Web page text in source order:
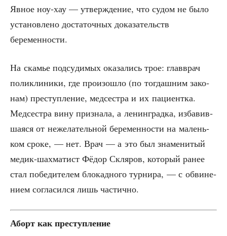
Явное ноу-хау — утвер­жде­ние, что судом не было
уста­нов­ле­но доста­точ­ных дока­за­тельств
беременности.
На ска­мье под­су­ди­мых ока­за­лись трое: глав­врач
поли­кли­ни­ки, где про­изо­шло (по тогдаш­ним зако­
нам) пре­ступ­ле­ние, мед­сест­ра и их паци­ент­ка.
Мед­сест­ра вину при­зна­ла, а ленин­град­ка, изба­вив­
ша­я­ся от неже­ла­тель­ной бере­мен­но­сти на малень­
ком сро­ке, — нет. Врач — а это был зна­ме­ни­тый
медик-шах­ма­тист Фёдор Скля­ров, кото­рый ранее
стал побе­ди­те­лем бло­кад­но­го тур­ни­ра, — с обви­не­
ни­ем согла­сил­ся лишь частично.
Аборт как преступление